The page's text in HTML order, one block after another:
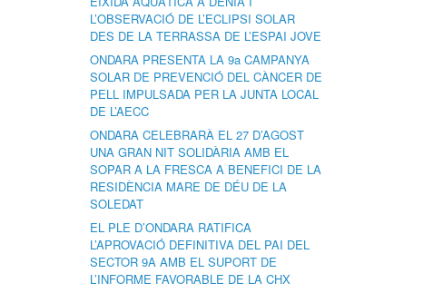
L’OBSERVACIÓ DE L’ECLIPSI SOLAR
DES DE LA TERRASSA DE L’ESPAI JOVE
ONDARA PRESENTA LA 9a CAMPANYA
SOLAR DE PREVENCIÓ DEL CÀNCER DE
PELL IMPULSADA PER LA JUNTA LOCAL
DE L’AECC
ONDARA CELEBRARÀ EL 27 D’AGOST
UNA GRAN NIT SOLIDÀRIA AMB EL
SOPAR A LA FRESCA A BENEFICI DE LA
RESIDÈNCIA MARE DE DÉU DE LA
SOLEDAT
EL PLE D’ONDARA RATIFICA
L’APROVACIÓ DEFINITIVA DEL PAI DEL
SECTOR 9A AMB EL SUPORT DE
L’INFORME FAVORABLE DE LA CHX